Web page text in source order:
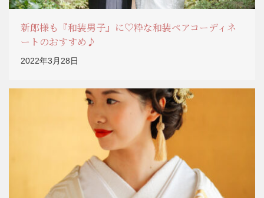
新郎様も『和装男子』に♡粋な和装ペアコーディネ
ートのおすすめ♪
2022年3月28日